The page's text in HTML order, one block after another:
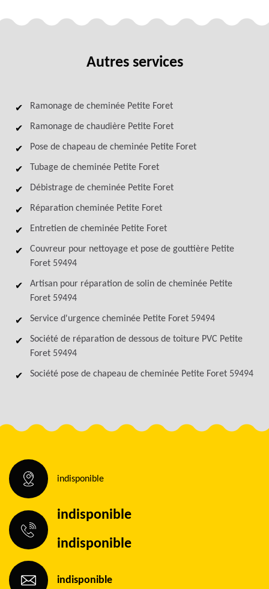
Autres services
Ramonage de cheminée Petite Foret
Ramonage de chaudière Petite Foret
Pose de chapeau de cheminée Petite Foret
Tubage de cheminée Petite Foret
Débistrage de cheminée Petite Foret
Réparation cheminée Petite Foret
Entretien de cheminée Petite Foret
Couvreur pour nettoyage et pose de gouttière Petite
Foret 59494
Artisan pour réparation de solin de cheminée Petite
Foret 59494
Service d'urgence cheminée Petite Foret 59494
Société de réparation de dessous de toiture PVC Petite
Foret 59494
Société pose de chapeau de cheminée Petite Foret 59494
indisponible
indisponible
indisponible
indisponible